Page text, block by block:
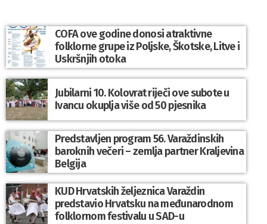
COFA ove godine donosi atraktivne
folklorne grupe iz Poljske, Škotske, Litve i
Uskršnjih otoka
Jubilarni 10. Kolovrat riječi ove subote u
Ivancu okuplja više od 50 pjesnika
Predstavljen program 56. Varaždinskih
baroknih večeri – zemlja partner Kraljevina
Belgija
KUD Hrvatskih željeznica Varaždin
predstavio Hrvatsku na međunarodnom
folklornom festivalu u SAD-u